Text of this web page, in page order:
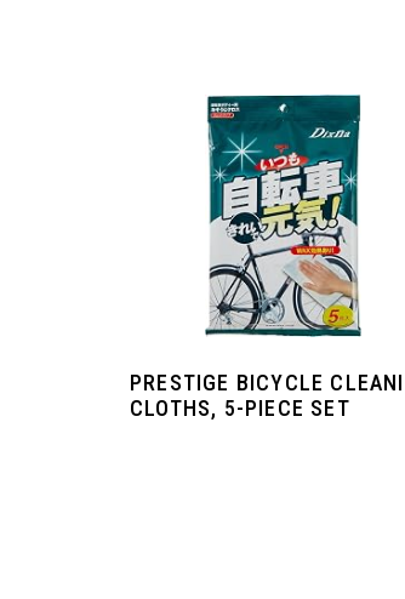
PRESTIGE BICYCLE
CLOTHS, 5-PIECE SET